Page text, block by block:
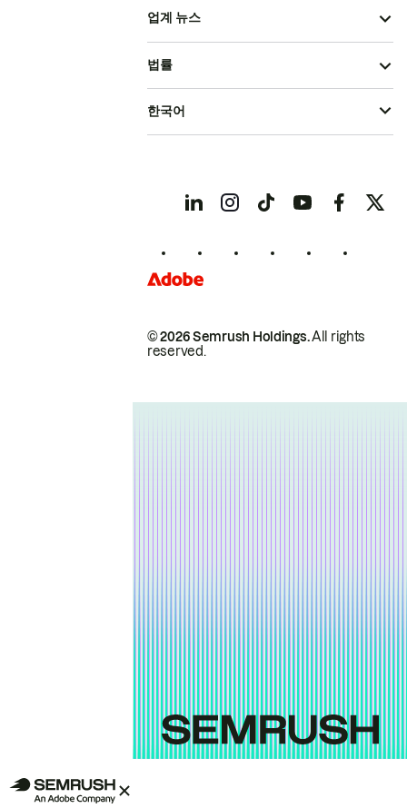
업계 뉴스
© 2026 Semrush Holdings.All rights
reserved.
법률
한국어